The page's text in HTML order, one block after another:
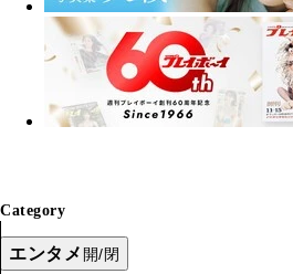
Category
エンタメ開/閉